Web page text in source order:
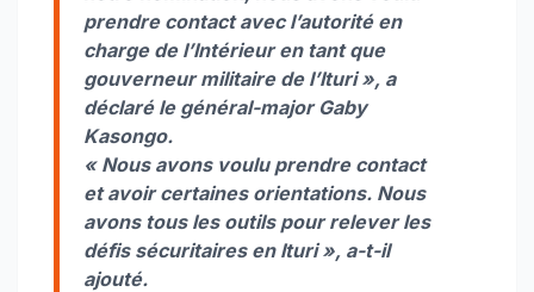
prendre contact avec l’autorité en
charge de l’Intérieur en tant que
gouverneur militaire de l’Ituri », a
déclaré le général-major Gaby
Kasongo.
« Nous avons voulu prendre contact
et avoir certaines orientations. Nous
avons tous les outils pour relever les
défis sécuritaires en Ituri », a-t-il
ajouté.